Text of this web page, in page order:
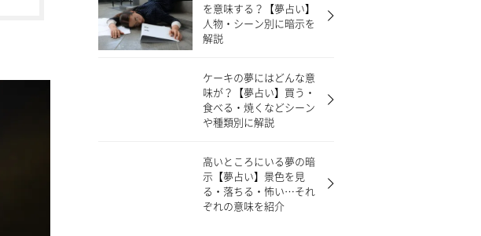
を意味する？【夢占い】
人物・シーン別に暗示を
解説
ケーキの夢にはどんな意
味が？【夢占い】買う・
食べる・焼くなどシーン
や種類別に解説
高いところにいる夢の暗
示【夢占い】景色を見
る・落ちる・怖い…それ
ぞれの意味を紹介